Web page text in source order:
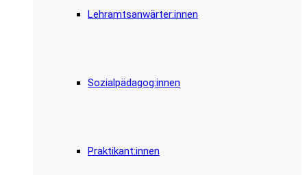
Lehramtsanwärter:innen
Sozialpädagog:innen
Praktikant:innen